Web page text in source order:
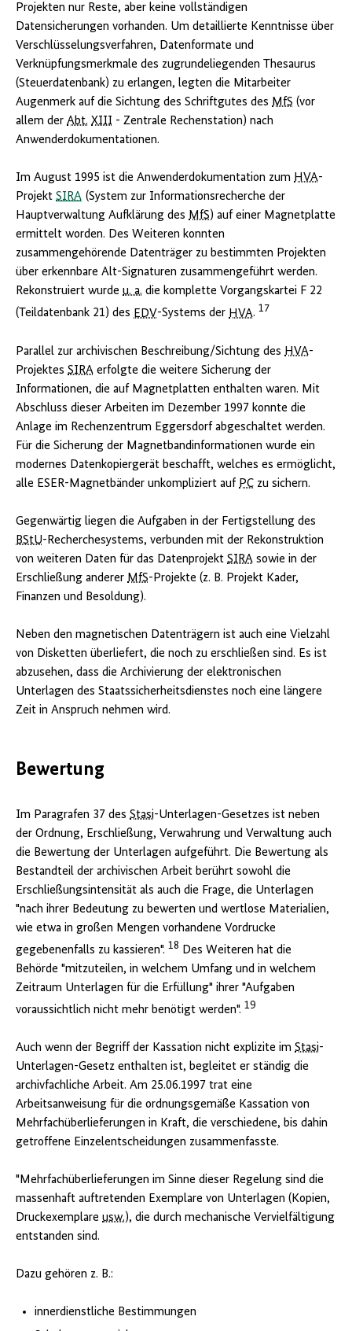
Projekten nur Reste, aber keine vollständigen
Datensicherungen vorhanden. Um detaillierte Kenntnisse über
Verschlüsselungsverfahren, Datenformate und
Verknüpfungsmerkmale des zugrundeliegenden Thesaurus
(Steuerdatenbank) zu erlangen, legten die Mitarbeiter
Augenmerk auf die Sichtung des Schriftgutes des MfS (vor
allem der Abt. XIII - Zentrale Rechenstation) nach
Anwenderdokumentationen.
Im August 1995 ist die Anwenderdokumentation zum HVA-
Projekt SIRA (System zur Informationsrecherche der
Hauptverwaltung Aufklärung des MfS) auf einer Magnetplatte
ermittelt worden. Des Weiteren konnten
zusammengehörende Datenträger zu bestimmten Projekten
über erkennbare Alt-Signaturen zusammengeführt werden.
Rekonstruiert wurde u. a. die komplette Vorgangskartei F 22
(Teildatenbank 21) des EDV-Systems der HVA. 17
Parallel zur archivischen Beschreibung/Sichtung des HVA-
Projektes SIRA erfolgte die weitere Sicherung der
Informationen, die auf Magnetplatten enthalten waren. Mit
Abschluss dieser Arbeiten im Dezember 1997 konnte die
Anlage im Rechenzentrum Eggersdorf abgeschaltet werden.
Für die Sicherung der Magnetbandinformationen wurde ein
modernes Datenkopiergerät beschafft, welches es ermöglicht,
alle ESER-Magnetbänder unkompliziert auf PC zu sichern.
Gegenwärtig liegen die Aufgaben in der Fertigstellung des
BStU-Recherchesystems, verbunden mit der Rekonstruktion
von weiteren Daten für das Datenprojekt SIRA sowie in der
Erschließung anderer MfS-Projekte (z. B. Projekt Kader,
Finanzen und Besoldung).
Neben den magnetischen Datenträgern ist auch eine Vielzahl
von Disketten überliefert, die noch zu erschließen sind. Es ist
abzusehen, dass die Archivierung der elektronischen
Unterlagen des Staatssicherheitsdienstes noch eine längere
Zeit in Anspruch nehmen wird.
Bewertung
Im Paragrafen 37 des Stasi-Unterlagen-Gesetzes ist neben
der Ordnung, Erschließung, Verwahrung und Verwaltung auch
die Bewertung der Unterlagen aufgeführt. Die Bewertung als
Bestandteil der archivischen Arbeit berührt sowohl die
Erschließungsintensität als auch die Frage, die Unterlagen
"nach ihrer Bedeutung zu bewerten und wertlose Materialien,
wie etwa in großen Mengen vorhandene Vordrucke
gegebenenfalls zu kassieren". 18 Des Weiteren hat die
Behörde "mitzuteilen, in welchem Umfang und in welchem
Zeitraum Unterlagen für die Erfüllung" ihrer "Aufgaben
voraussichtlich nicht mehr benötigt werden". 19
Auch wenn der Begriff der Kassation nicht explizite im Stasi-
Unterlagen-Gesetz enthalten ist, begleitet er ständig die
archivfachliche Arbeit. Am 25.06.1997 trat eine
Arbeitsanweisung für die ordnungsgemäße Kassation von
Mehrfachüberlieferungen in Kraft, die verschiedene, bis dahin
getroffene Einzelentscheidungen zusammenfasste.
"Mehrfachüberlieferungen im Sinne dieser Regelung sind die
massenhaft auftretenden Exemplare von Unterlagen (Kopien,
Druckexemplare usw.), die durch mechanische Vervielfältigung
entstanden sind.
Dazu gehören z. B.:
innerdienstliche Bestimmungen